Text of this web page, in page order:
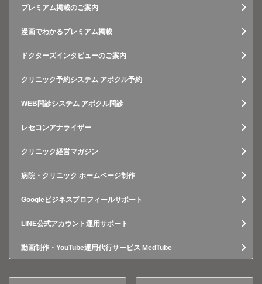
プレミアム掲載のご案内
漫画でわかるプレミアム掲載
ドクターズインタビューのご案内
クリニック予約システム アポクル予約
WEB問診システム アポクル問診
レセコンアナライザー
クリニック経営マガジン
病院・クリニック ホームページ制作
Googleビジネスプロフィールサポート
LINE公式アカウント運用サポート
動画制作・YouTube運用代行サービス MedTube